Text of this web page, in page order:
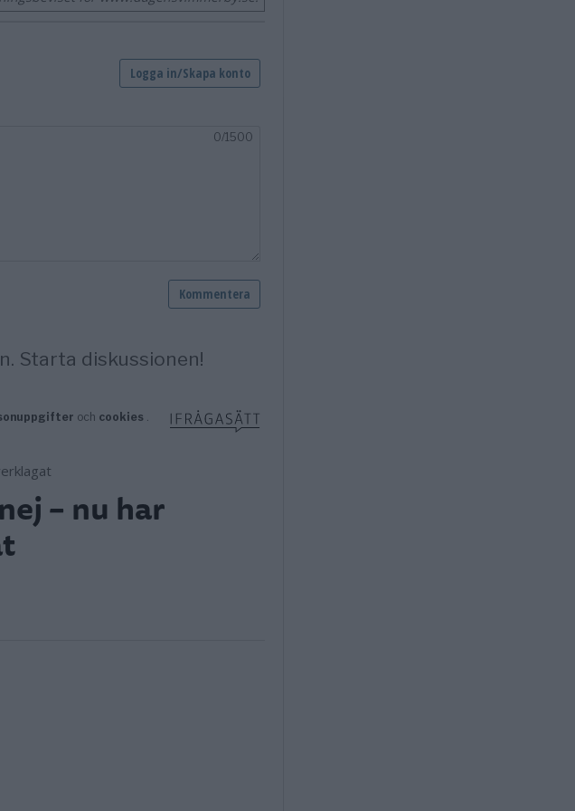
– nu har